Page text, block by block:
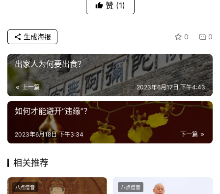
频
纪
录
教
术
政
赞 (1)
0 0
生成海报
出家人为何要出食？
上一篇 2023年6月17日 下午4:43
如何才能避开“违缘”？
下一篇
2023年6月18日 下午3:34
相关推荐
八点僧音 八点僧音